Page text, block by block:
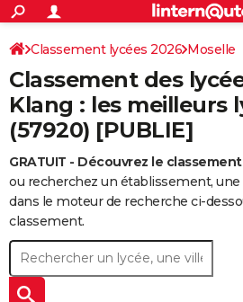
ACTUALITÉS
Politique
Société
Faits Divers
Education
Monde
Villes
+
SPORT
Coupe du monde 2026
Football
Tennis
Cyclisme
Rugby
Forum
CULTURE
Programme TV
TNT
Streaming
Cinéma
Sorties cinéma
Musique
+
FINANCE
Retraite
Impôts
Epargne
Immobilier
Risques naturels par ville
Banque
Assurance
Crédit
AUTO
Essais
Réserver un essai
Citadines
Berlines
SUV
Forum auto
+
HIGH-TECH
BRICOLAGE
Forum
Aménagement intérieur
Extérieur
Cuisine
Salle de bains
Jardinage
Rangement
+WEEK-END
S'inscrire
Connexion
Classement lycées 2026 Moselle
Classement des
Klang : les meilleurs
(57920) [PUBLIE]
GRATUIT - Découvrez le
ou recherchez un établissement,
dans le moteur de recherche ci-
classement.